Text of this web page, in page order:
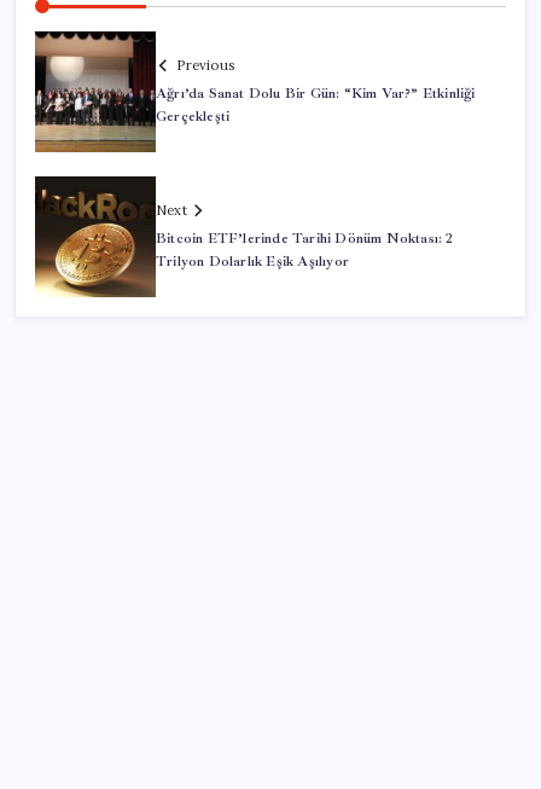
Previous
Ağrı’da Sanat Dolu Bir Gün: “Kim Var?” Etkinliği
Gerçekleşti
Next
Bitcoin ETF’lerinde Tarihi Dönüm Noktası: 2
Trilyon Dolarlık Eşik Aşılıyor